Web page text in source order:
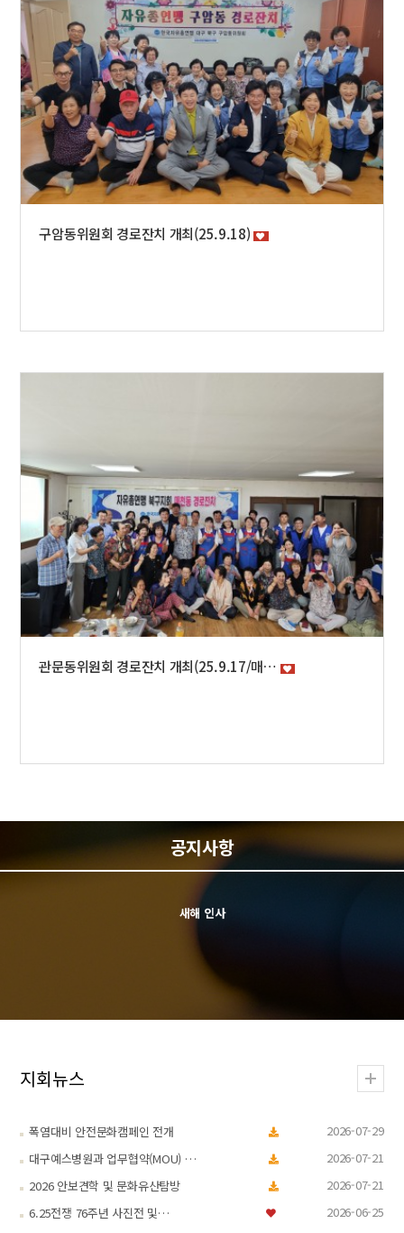
구암동위원회 경로잔치 개최(25.9.18)
관문동위원회 경로잔치 개최(25.9.17/매…
공지사항
과 전쟁 당시 음식인 보리주먹밥 만들기 및 병영 체험을 통해 대한민국의 더욱
멋진 어…
새해 인사
2025년 국민운동 유공 회원 표창 추천
극 추천해 주시기 바랍니다. &nb…
제30회 통일.호국도서 독후감 공모전 수상자 발표 및 심사평
다가오는 광복 81주년을 맞아 광복의 역사적 의미와 나라 사랑 마음을 되새기
지회뉴스
폭염대비 안전문화캠페인 전개
2026-07-29
대구예스병원과 업무협약(MOU) …
2026-07-21
2026 안보견학 및 문화유산탐방
2026-07-21
6.25전쟁 76주년 사진전 및…
2026-06-25